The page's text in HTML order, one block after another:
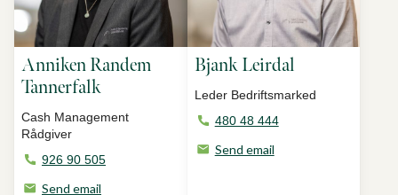
Anniken Randem
Tannerfalk
Cash Management
Rådgiver
926 90 505
Send email
Bjank Leirdal
Leder Bedriftsmarked
480 48 444
Send email